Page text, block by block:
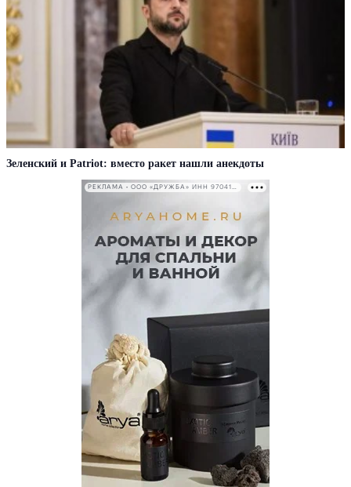
Зеленский и Patriot: вместо ракет нашли анекдоты
РЕКЛАМА • ООО «ДРУЖБА» ИНН 9704146411